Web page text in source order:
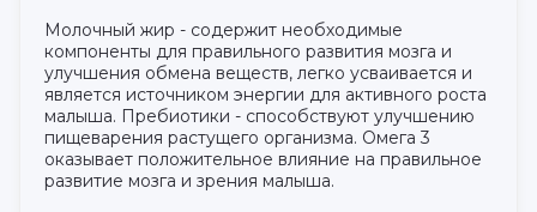
Молочный жир - содержит необходимые
компоненты для правильного развития мозга и
улучшения обмена веществ, легко усваивается и
является источником энергии для активного роста
малыша. Пребиотики - способствуют улучшению
пищеварения растущего организма. Омега 3
оказывает положительное влияние на правильное
развитие мозга и зрения малыша.